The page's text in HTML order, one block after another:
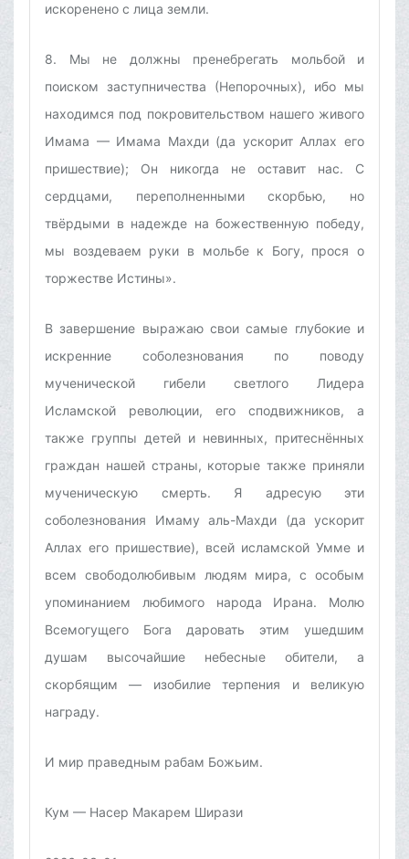
искоренено с лица земли.
8. Мы не должны пренебрегать мольбой и
поиском заступничества (Непорочных), ибо мы
находимся под покровительством нашего живого
Имама — Имама Махди (да ускорит Аллах его
пришествие); Он никогда не оставит нас. С
сердцами, переполненными скорбью, но
твёрдыми в надежде на божественную победу,
мы воздеваем руки в мольбе к Богу, прося о
торжестве Истины».
В завершение выражаю свои самые глубокие и
искренние соболезнования по поводу
мученической гибели светлого Лидера
Исламской революции, его сподвижников, а
также группы детей и невинных, притеснённых
граждан нашей страны, которые также приняли
мученическую смерть. Я адресую эти
соболезнования Имаму аль-Махди (да ускорит
Аллах его пришествие), всей исламской Умме и
всем свободолюбивым людям мира, с особым
упоминанием любимого народа Ирана. Молю
Всемогущего Бога даровать этим ушедшим
душам высочайшие небесные обители, а
скорбящим — изобилие терпения и великую
награду.
И мир праведным рабам Божьим.
Кум — Насер Макарем Ширази